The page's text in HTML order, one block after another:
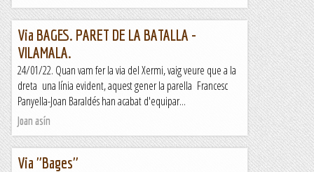
Via BAGES. PARET DE LA BATALLA -
VILAMALA.
24/01/22. Quan vam fer la via del Xermi, vaig veure que a la
dreta una línia evident, aquest gener la parella Francesc
Panyella-Joan Baraldés han acabat d'equipar...
Joan asín
Via "Bages"